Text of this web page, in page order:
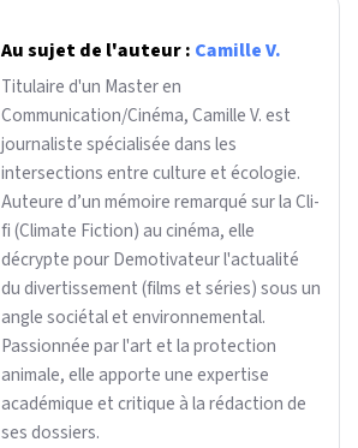
Au sujet de l'auteur : Camille V.
Titulaire d'un Master en
Communication/Cinéma, Camille V. est
journaliste spécialisée dans les
intersections entre culture et écologie.
Auteure d’un mémoire remarqué sur la Cli-
fi (Climate Fiction) au cinéma, elle
décrypte pour Demotivateur l'actualité
du divertissement (films et séries) sous un
angle sociétal et environnemental.
Passionnée par l'art et la protection
animale, elle apporte une expertise
académique et critique à la rédaction de
ses dossiers.